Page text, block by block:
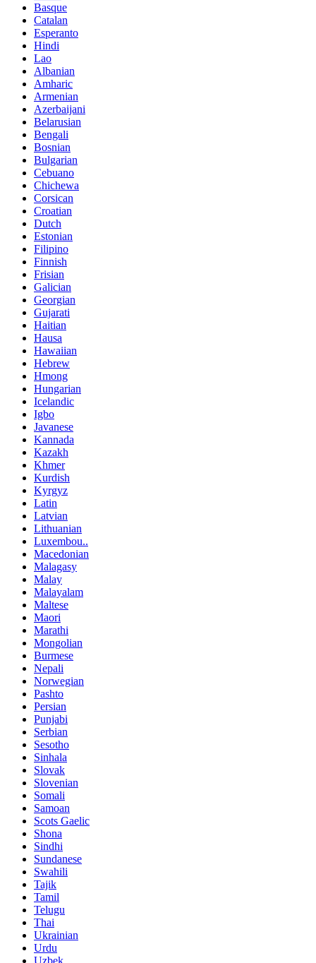
Basque
Catalan
Esperanto
Hindi
Lao
Albanian
Amharic
Armenian
Azerbaijani
Belarusian
Bengali
Bosnian
Bulgarian
Cebuano
Chichewa
Corsican
Croatian
Dutch
Estonian
Filipino
Finnish
Frisian
Galician
Georgian
Gujarati
Haitian
Hausa
Hawaiian
Hebrew
Hmong
Hungarian
Icelandic
Igbo
Javanese
Kannada
Kazakh
Khmer
Kurdish
Kyrgyz
Latin
Latvian
Lithuanian
Luxembou..
Macedonian
Malagasy
Malay
Malayalam
Maltese
Maori
Marathi
Mongolian
Burmese
Nepali
Norwegian
Pashto
Persian
Punjabi
Serbian
Sesotho
Sinhala
Slovak
Slovenian
Somali
Samoan
Scots Gaelic
Shona
Sindhi
Sundanese
Swahili
Tajik
Tamil
Telugu
Thai
Ukrainian
Urdu